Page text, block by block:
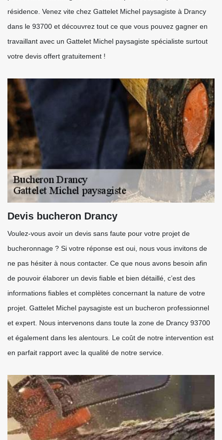
résidence. Venez vite chez Gattelet Michel paysagiste à Drancy
dans le 93700 et découvrez tout ce que vous pouvez gagner en
travaillant avec un Gattelet Michel paysagiste spécialiste surtout
votre devis offert gratuitement !
Devis bucheron Drancy
Voulez-vous avoir un devis sans faute pour votre projet de
bucheronnage ? Si votre réponse est oui, nous vous invitons de
ne pas hésiter à nous contacter. Ce que nous avons besoin afin
de pouvoir élaborer un devis fiable et bien détaillé, c’est des
informations fiables et complètes concernant la nature de votre
projet. Gattelet Michel paysagiste est un bucheron professionnel
et expert. Nous intervenons dans toute la zone de Drancy 93700
et également dans les alentours. Le coût de notre intervention est
en parfait rapport avec la qualité de notre service.